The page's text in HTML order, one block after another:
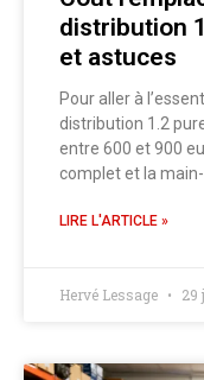
distribution
et astuces
Pour aller à
distribution 1.2
entre 600 et 900
complet et la
LIRE L'ARTICLE »
Hervé Lessage 29